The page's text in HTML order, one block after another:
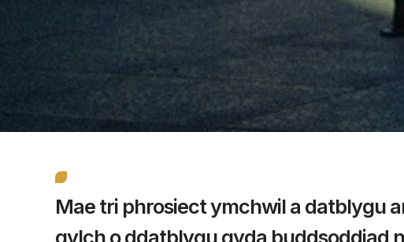
Mae tri phrosiect ymchwil a datblygu
gylch o ddatblygu gyda buddsoddiad